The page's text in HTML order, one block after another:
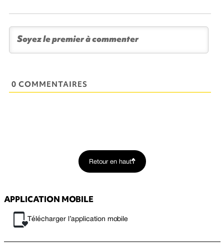
0 COMMENTAIRES
Retour en haut
APPLICATION MOBILE
Télécharger l’application mobile